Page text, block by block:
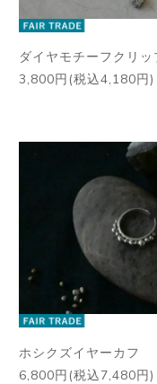
ダイヤモチーフクリッ
3,800円(税込4,180円)
ホシクズイヤーカフ
6,800円(税込7,480円)